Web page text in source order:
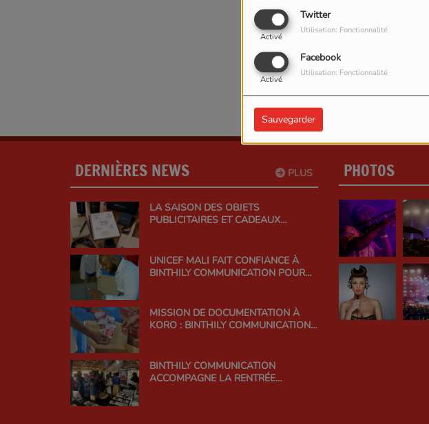
Twitter
Activé
Utilisation: Fonctionnalité
Facebook
Activé
Utilisation: Fonctionnalité
Sauvegarder
PLUS
DERNIÈRES NEWS
LA SAISON DES OBJETS
PUBLICITAIRES ET CADEAUX
UNICEF MALI FAIT CONFIANCE À
BINTHILY COMMUNICATION POUR
MISSION DE DOCUMENTATION À
KORO : BINTHILY COMMUNICATION
BINTHILY COMMUNICATION
ACCOMPAGNE LA RENTRÉE
PHOTOS